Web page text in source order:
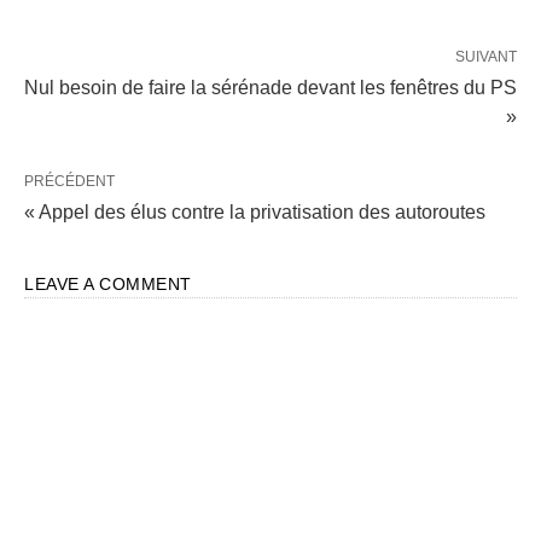
SUIVANT
Nul besoin de faire la sérénade devant les fenêtres du PS
»
PRÉCÉDENT
« Appel des élus contre la privatisation des autoroutes
LEAVE A COMMENT